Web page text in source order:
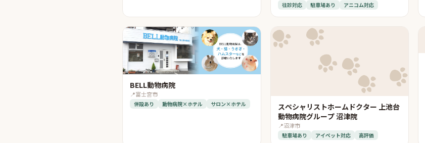
往診対応 駐車場あり アニコム対応
BELL動物病院
📍富士宮市
併設あり 動物病院×ホテル サロン×ホテル
スペシャリストホームドクター 上池台
動物病院グループ 沼津院
📍沼津市
駐車場あり アイペット対応 高評価